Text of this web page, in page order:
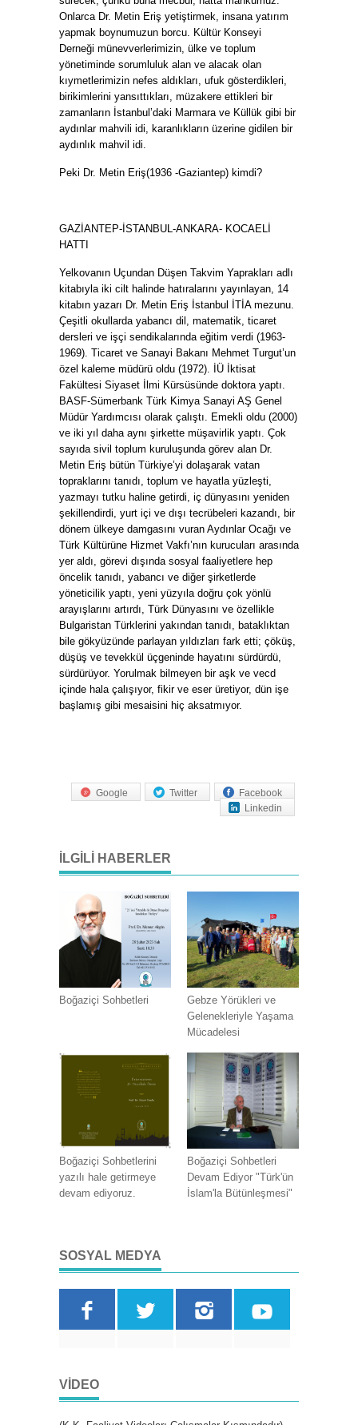
Onlarca Dr. Metin Eriş yetiştirmek, insana yatırım
yapmak boynumuzun borcu. Kültür Konseyi
Derneği münevverlerimizin, ülke ve toplum
yönetiminde sorumluluk alan ve alacak olan
kıymetlerimizin nefes aldıkları, ufuk gösterdikleri,
birikimlerini yansıttıkları, müzakere ettikleri bir
zamanların İstanbul’daki Marmara ve Küllük gibi bir
aydınlar mahvili idi, karanlıkların üzerine gidilen bir
aydınlık mahvil idi.
Peki Dr. Metin Eriş(1936 -Gaziantep) kimdi?
GAZİANTEP-İSTANBUL-ANKARA- KOCAELİ
HATTI
Yelkovanın Uçundan Düşen Takvim Yaprakları adlı
kitabıyla iki cilt halinde hatıralarını yayınlayan, 14
kitabın yazarı Dr. Metin Eriş İstanbul İTİA mezunu.
Çeşitli okullarda yabancı dil, matematik, ticaret
dersleri ve işçi sendikalarında eğitim verdi (1963-
1969). Ticaret ve Sanayi Bakanı Mehmet Turgut’un
özel kaleme müdürü oldu (1972). İÜ İktisat
Fakültesi Siyaset İlmi Kürsüsünde doktora yaptı.
BASF-Sümerbank Türk Kimya Sanayi AŞ Genel
Müdür Yardımcısı olarak çalıştı. Emekli oldu (2000)
ve iki yıl daha aynı şirkette müşavirlik yaptı. Çok
sayıda sivil toplum kuruluşunda görev alan Dr.
Metin Eriş bütün Türkiye’yi dolaşarak vatan
topraklarını tanıdı, toplum ve hayatla yüzleşti,
yazmayı tutku haline getirdi, iç dünyasını yeniden
şekillendirdi, yurt içi ve dışı tecrübeleri kazandı, bir
dönem ülkeye damgasını vuran Aydınlar Ocağı ve
Türk Kültürüne Hizmet Vakfı’nın kurucuları arasında
yer aldı, görevi dışında sosyal faaliyetlere hep
öncelik tanıdı, yabancı ve diğer şirketlerde
yöneticilik yaptı, yeni yüzyıla doğru çok yönlü
arayışlarını artırdı, Türk Dünyasını ve özellikle
Bulgaristan Türklerini yakından tanıdı, bataklıktan
bile gökyüzünde parlayan yıldızları fark etti; çöküş,
düşüş ve tevekkül üçgeninde hayatını sürdürdü,
sürdürüyor. Yorulmak bilmeyen bir aşk ve vecd
içinde hala çalışıyor, fikir ve eser üretiyor, dün işe
başlamış gibi mesaisini hiç aksatmıyor.
Facebook
Twitter
Google
Linkedin
İLGILI HABERLER
Boğaziçi Sohbetleri
Gebze Yörükleri ve
Gelenekleriyle Yaşama
Mücadelesi
Boğaziçi Sohbetlerini
yazılı hale getirmeye
devam ediyoruz.
Boğaziçi Sohbetleri
Devam Ediyor "Türk'ün
İslam'la Bütünleşmesi"
SOSYAL MEDYA
VIDEO